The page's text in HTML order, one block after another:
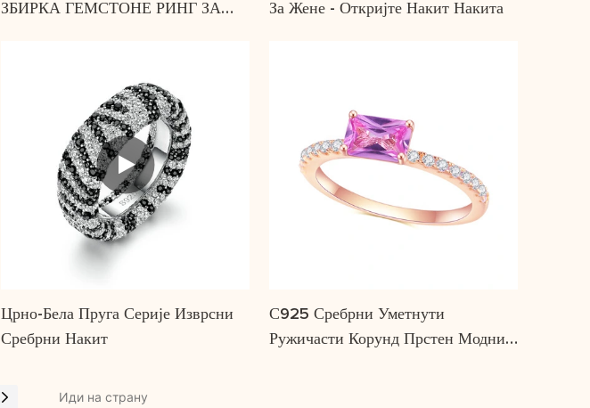
ЗБИРКА ГЕМСТОНЕ РИНГ ЗА
За Жене - Откријте Накит Накита
Црно-Бела Пруга Серије Изврсни
Сребрни Накит
С925 Сребрни Уметнути
Ружичасти Корунд Прстен Модни